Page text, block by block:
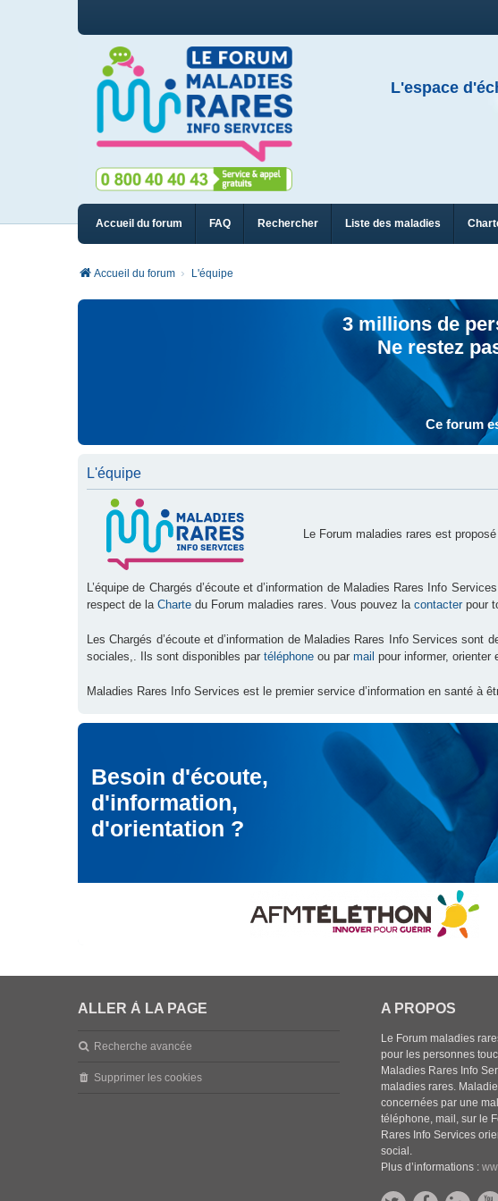
L'espace
Accueil du forum FAQ Rechercher Liste des maladies
Accueil du forum L'équipe
3 millions de
Ne restez
Ce forum
L'équipe
Le Forum maladies rares est
L’équipe de Chargés d’écoute et d’information de Maladies Rares Info
respect de la Charte du Forum maladies rares. Vous pouvez la contacter pour
Les Chargés d’écoute et d’information de Maladies Rares Info Services
sociales,. Ils sont disponibles par téléphone ou par mail pour informer, orienter
Maladies Rares Info Services est le premier service d’information en santé à
Besoin d'écoute,
d'information,
d'orientation ?
ALLER À LA PAGE
Recherche avancée
Supprimer les cookies
A PROPOS
Le Forum maladies
pour les personnes
Maladies Rares Info
maladies rares.
concernées par une
téléphone, mail, sur le
Rares Info Services
social.
Plus d’informations :